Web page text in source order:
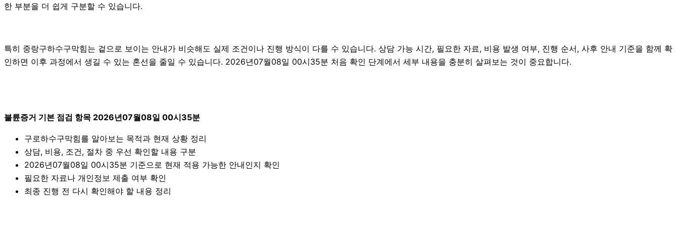
한 부분을 더 쉽게 구분할 수 있습니다.
특히 중랑구하수구막힘는 겉으로 보이는 안내가 비슷해도 실제 조건이나 진행 방식이 다를 수 있습니다. 상담 가능 시간, 필요한 자료, 비용 발생 여부, 진행 순서, 사후 안내 기준을 함께 확
인하면 이후 과정에서 생길 수 있는 혼선을 줄일 수 있습니다. 2026년07월08일 00시35분 처음 확인 단계에서 세부 내용을 충분히 살펴보는 것이 중요합니다.
불륜증거 기본 점검 항목 2026년07월08일 00시35분
구로하수구막힘를 알아보는 목적과 현재 상황 정리
상담, 비용, 조건, 절차 중 우선 확인할 내용 구분
2026년07월08일 00시35분 기준으로 현재 적용 가능한 안내인지 확인
필요한 자료나 개인정보 제출 여부 확인
최종 진행 전 다시 확인해야 할 내용 정리